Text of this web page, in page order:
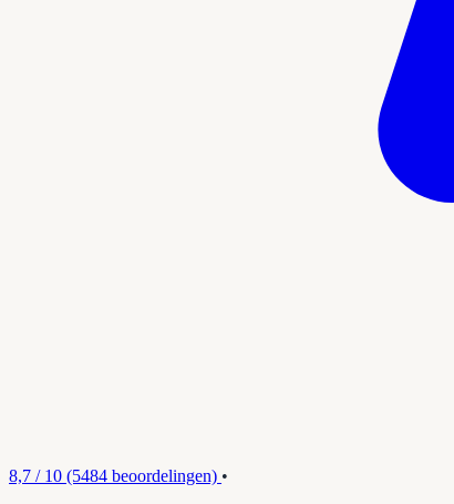
8,7 / 10 (5484 beoordelingen) •